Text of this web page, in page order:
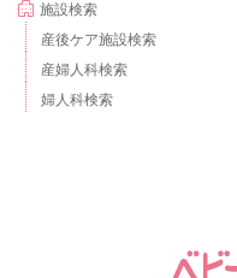
施設検索
産後ケア施設検索
産婦人科検索
婦人科検索